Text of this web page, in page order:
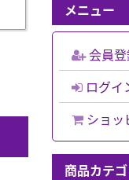
メニュー
会員
ログイ
ショッ
商品カテ